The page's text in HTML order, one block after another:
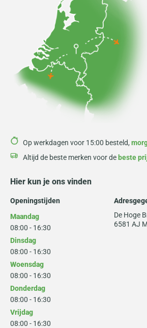
Op werkdagen voor 15:00 besteld,
Altijd de beste merken voor de beste
Hier kun je ons vinden
Openingstijden
Maandag
08:00 - 16:30
Dinsdag
08:00 - 16:30
Woensdag
08:00 - 16:30
Donderdag
08:00 - 16:30
Vrijdag
08:00 - 16:30
De Hoge
6581 AJ